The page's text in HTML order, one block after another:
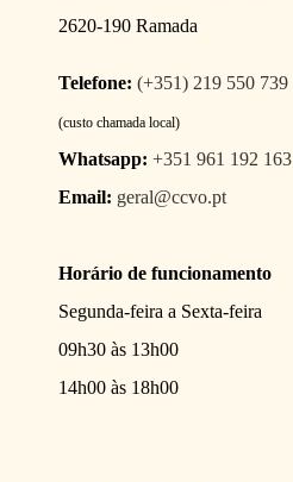
2620-190 Ramada
Telefone: (+351) 219 550 739
(custo chamada local)
Whatsapp: +351 961 192 163
Email: geral@ccvo.pt
Horário de funcionamento
Segunda-feira a Sexta-feira
09h30 às 13h00
14h00 às 18h00